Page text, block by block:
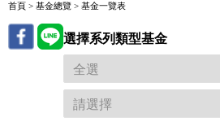
首頁 > 基金總覽 > 基金一覽表
選擇系列類型基金